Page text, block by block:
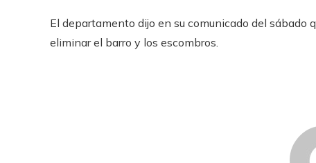
El departamento dijo en su comunicado del
eliminar el barro y los escombros.